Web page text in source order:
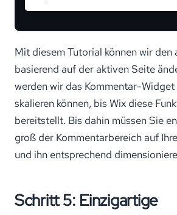
Mit diesem Tutorial können wir den
basierend auf der aktiven Seite
werden wir das Kommentar-
skalieren können, bis Wix diese
bereitstellt. Bis dahin müssen Sie
groß der Kommentarbereich auf
und ihn entsprechend
Schritt 5: Einzigartige